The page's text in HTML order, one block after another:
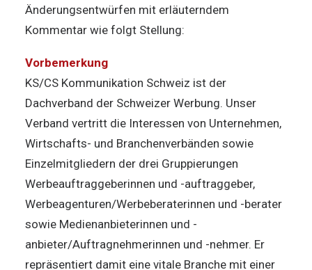
Änderungsentwürfen mit erläuterndem
Kommentar wie folgt Stellung:
Vorbemerkung
KS/CS Kommunikation Schweiz ist der
Dachverband der Schweizer Werbung. Unser
Verband vertritt die Interessen von Unternehmen,
Wirtschafts- und Branchenverbänden sowie
Einzelmitgliedern der drei Gruppierungen
Werbeauftraggeberinnen und -auftraggeber,
Werbeagenturen/Werbeberaterinnen und -berater
sowie Medienanbieterinnen und -
anbieter/Auftragnehmerinnen und -nehmer. Er
repräsentiert damit eine vitale Branche mit einer